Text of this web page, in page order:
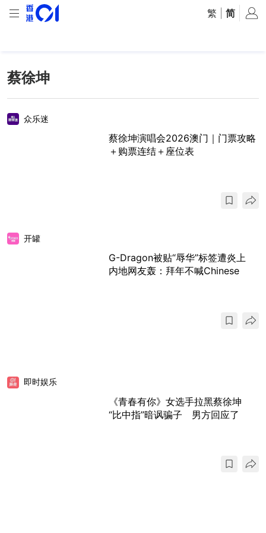
繁 简
蔡徐坤
众乐迷
蔡徐坤演唱会2026澳门｜门票攻略
＋购票连结＋座位表
开罐
G-Dragon被贴“辱华”标签遭炎上
内地网友轰：拜年不喊Chinese
即时娱乐
《青春有你》女选手拉黑蔡徐坤
“比中指”暗讽骗子 男方回应了